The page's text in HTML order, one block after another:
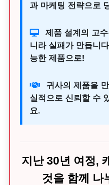
과 마케팅 전략으로
제품 설계의 고
니라 실패가 만듭니
능한 제품으로!
귀사의 제품을
실적으로 신뢰할 수
요.
지난 30년 여정,
것을 함께 나